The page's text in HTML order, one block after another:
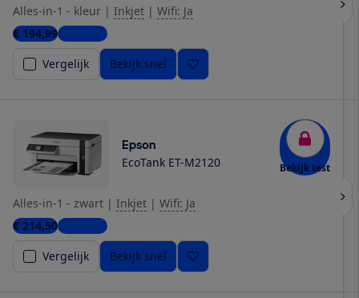
Alles-in-1 - kleur | Inkjet | Wifi: Ja
€ 194,996 winkels
Vergelijk
Bekijk snel
Epson
EcoTank ET-M2120 Bekijk test
Alles-in-1 - zwart | Inkjet | Wifi: Ja
€ 214,502 winkels
Vergelijk
Bekijk snel